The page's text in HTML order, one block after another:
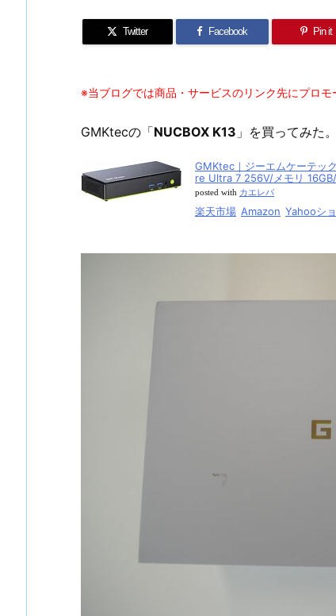
Twitter Facebook Pin it
※当ブログでは商品・サービスのリンク先にプロモ
GMKtecの「NUCBOX K13 」を買ってみた。
GMKtec｜ジーエムケーテッ
re Ultra 7 256V/メモリ
posted with カエレバ
楽天市場 Amazon Yahooシ